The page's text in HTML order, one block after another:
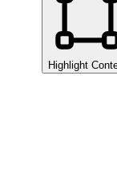
Highlight